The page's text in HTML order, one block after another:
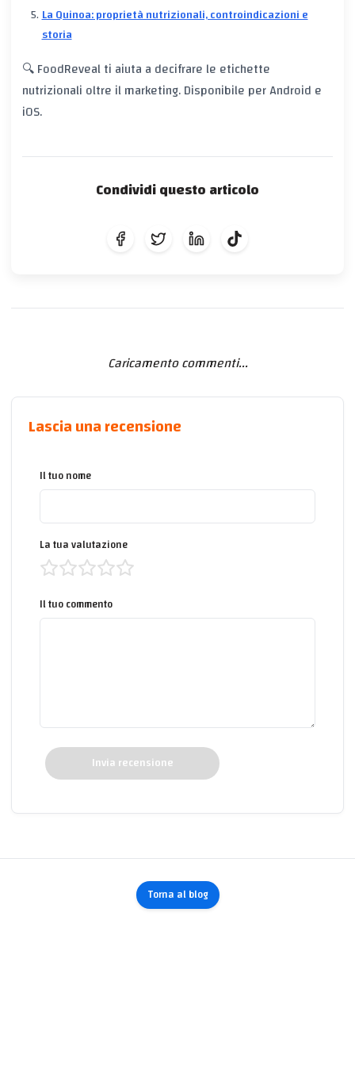
La Quinoa: proprietà nutrizionali, controindicazioni e
storia
🔍 FoodReveal ti aiuta a decifrare le etichette
nutrizionali oltre il marketing. Disponibile per Android e
iOS.
Condividi questo articolo
Caricamento commenti...
Lascia una recensione
Il tuo nome
La tua valutazione
Il tuo commento
Invia recensione
Torna al blog